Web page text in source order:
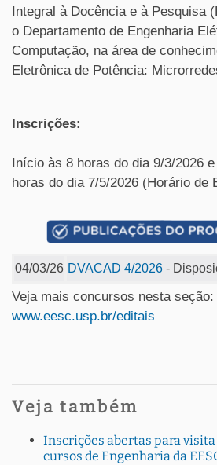
Integral à Docência e à Pesquisa
o Departamento de Engenharia
Computação, na área de
Eletrônica de Potência:
Inscrições:
Início às 8 horas do dia 9/3/2026
horas do dia 7/5/2026 (Horário de
04/03/26 DVACAD 4/2026 -
Veja mais concursos nesta seção:
www.eesc.usp.br/editais
Veja também
Inscrições abertas para
cursos de Engenharia da